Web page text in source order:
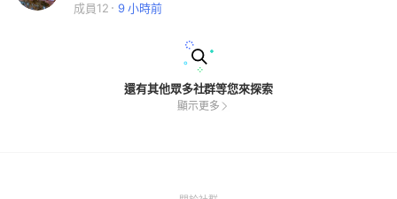
成員12
9 小時前
還有其他眾多社群等您來探索
顯示更多